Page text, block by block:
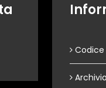
Codice